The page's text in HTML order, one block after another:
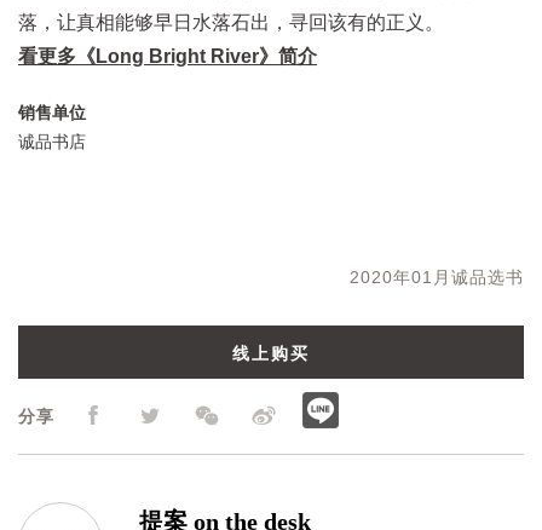
落，让真相能够早日水落石出，寻回该有的正义。
看更多《Long Bright River》简介
销售单位
诚品书店
分享
提案 on the desk
2020年01月诚品选书
线上购买